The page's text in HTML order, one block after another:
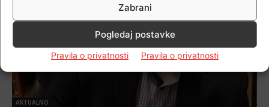
Zabrani
Pogledaj postavke
Pravila o privatnosti Pravila o privatnosti
AKTUALNO